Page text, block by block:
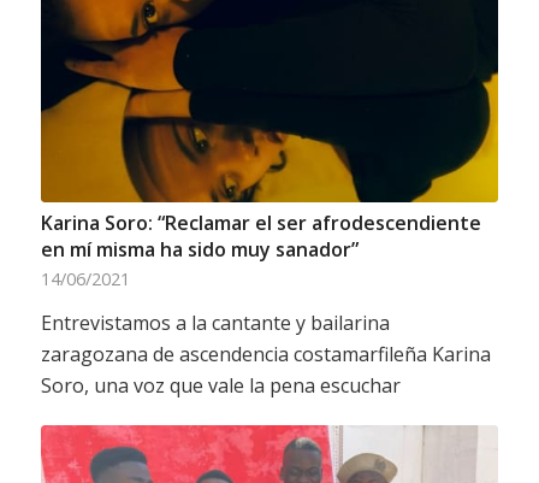
Karina Soro: “Reclamar el ser afrodescendiente
en mí misma ha sido muy sanador”
14/06/2021
Entrevistamos a la cantante y bailarina
zaragozana de ascendencia costamarfileña Karina
Soro, una voz que vale la pena escuchar